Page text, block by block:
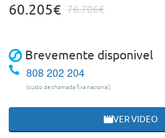
60.205€ 76.706€
Brevemente disponivel
808 202 204
(custo de chamada fixa nacional)
VER VIDEO